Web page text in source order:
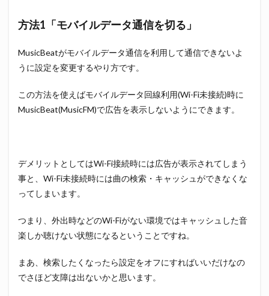
方法1「モバイルデータ通信を切る」
MusicBeatがモバイルデータ通信を利用して通信できないよ
うに設定を変更するやり方です。
この方法を使えばモバイルデータ回線利用(Wi-Fi未接続)時に
MusicBeat(MusicFM)で広告を表示しないようにできます。
デメリットとしてはWi-Fi接続時には広告が表示されてしまう
事と、Wi-Fi未接続時には曲の検索・キャッシュができなくな
ってしまいます。
つまり、外出時などのWi-Fiがない環境ではキャッシュした音
楽しか聴けない状態になるということですね。
まあ、検索したくなったら設定をオフにすればいいだけなの
でさほど支障は出ないかと思います。